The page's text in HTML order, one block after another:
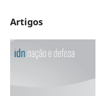
Artigos